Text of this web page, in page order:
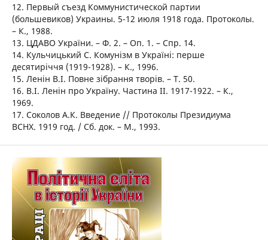
12. Первый съезд Коммунистической партии
(большевиков) Украины. 5-12 июля 1918 года. Протоколы.
– К., 1988.
13. ЦДАВО України. – Ф. 2. – Оп. 1. – Спр. 14.
14. Кульчицький С. Комунізм в Україні: перше
десятиріччя (1919-1928). – К., 1996.
15. Ленін В.І. Повне зібрання творів. – Т. 50.
16. В.І. Ленін про Україну. Частина ІІ. 1917-1922. – К.,
1969.
17. Соколов А.К. Введение // Протоколы Президиума
ВСНХ. 1919 год. / Сб. док. – М., 1993.